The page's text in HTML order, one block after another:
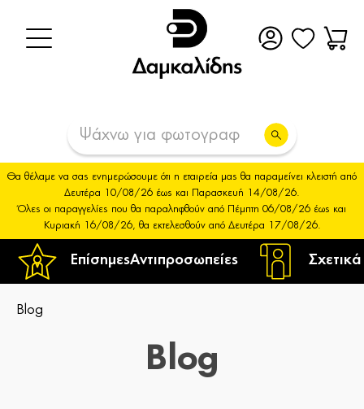
ΕπίσημεςΑντιπροσωπείες
Θα θέλαμε να σας ενημερώσουμε ότι η εταιρεία μας θα παραμείνει κλειστή από
Δευτέρα 10/08/26 έως και Παρασκευή 14/08/26.
Όλες οι παραγγελίες που θα παραληφθούν από Πέμπτη 06/08/26 έως και
Κυριακή 16/08/26, θα εκτελεσθούν από Δευτέρα 17/08/26.
Blog
Blog